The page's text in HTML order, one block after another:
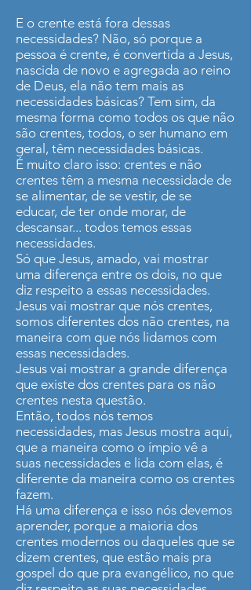
E o crente está fora dessas
necessidades? Não, só porque a
pessoa é crente, é convertida a Jesus,
nascida de novo e agregada ao reino
de Deus, ela não tem mais as
necessidades básicas? Tem sim, da
mesma forma como todos os que não
são crentes, todos, o ser humano em
geral, têm necessidades básicas.
É muito claro isso: crentes e não
crentes têm a mesma necessidade de
se alimentar, de se vestir, de se
educar, de ter onde morar, de
descansar... todos temos essas
necessidades.
Só que Jesus, amado, vai mostrar
uma diferença entre os dois, no que
diz respeito a essas necessidades.
Jesus vai mostrar que nós crentes,
somos diferentes dos não crentes, na
maneira com que nós lidamos com
essas necessidades.
Jesus vai mostrar a grande diferença
que existe dos crentes para os não
crentes nesta questão.
Então, todos nós temos
necessidades, mas Jesus mostra aqui,
que a maneira como o ímpio vê a
suas necessidades e lida com elas, é
diferente da maneira como os crentes
fazem.
Há uma diferença e isso nós devemos
aprender, porque a maioria dos
crentes modernos ou daqueles que se
dizem crentes, que estão mais pra
gospel do que pra evangélico, no que